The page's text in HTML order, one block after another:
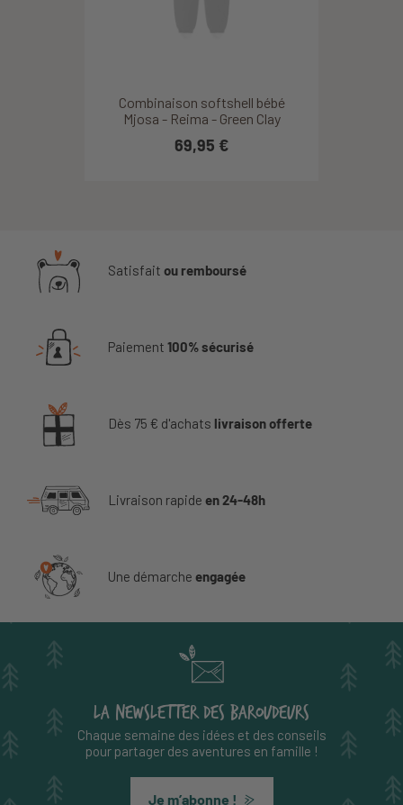
Combinaison softshell bébé
Mjosa - Reima - Green Clay
69,95 €
Satisfait ou remboursé
Paiement 100% sécurisé
Dès 75 € d'achats livraison offerte
Livraison rapide en 24-48h
Une démarche engagée
LA NEWSLETTER DES BAROUDEURS
Chaque semaine des idées et des conseils
pour partager des aventures en famille !
Je m’abonne !